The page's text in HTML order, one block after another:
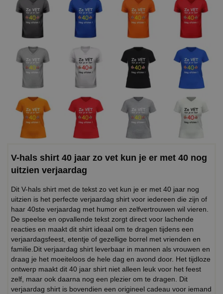
V-hals shirt 40 jaar zo vet kun je er met 40 nog
uitzien verjaardag
Dit V-hals shirt met de tekst zo vet kun je er met 40 jaar nog
uitzien is het perfecte verjaardag shirt voor iedereen die zijn of
haar 40ste verjaardag met humor en zelfvertrouwen wil vieren.
De speelse en opvallende tekst zorgt direct voor lachende
reacties en maakt dit shirt ideaal om te dragen tijdens een
verjaardagsfeest, etentje of gezellige borrel met vrienden en
familie.Dit verjaardag shirt leverbaar in mannen als vrouwen en
draag je het moeiteloos de hele dag en avond door. Het tijdloze
ontwerp maakt dit 40 jaar shirt niet alleen leuk voor het feest
zelf, maar ook daarna nog een plezier om te dragen. Dit
verjaardag shirt is bovendien een origineel cadeau voor iemand